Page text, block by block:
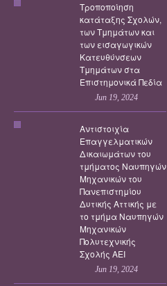
Τροποποίηση
κατάταξης Σχολών,
των Τμημάτων και
των εισαγωγικών
Κατευθύνσεων
Τμημάτων στα
Επιστημονικά Πεδία
Jun 19, 2024
Αντιστοιχία
Επαγγελματικών
Δικαιωμάτων του
τμήματος Ναυπηγών
Μηχανικών του
Πανεπιστημίου
Δυτικής Αττικής με
το τμήμα Ναυπηγών
Μηχανικών
Πολυτεχνικής
Σχολής ΑΕΙ
Jun 19, 2024